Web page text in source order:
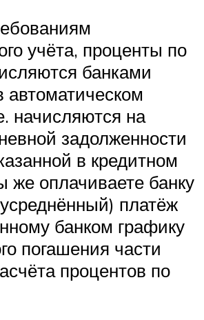
учёта, проценты по
банками
автоматическом
начисляются на
задолженности
в кредитном
же оплачиваете банку
платёж
банком графику
погашения части
процентов по